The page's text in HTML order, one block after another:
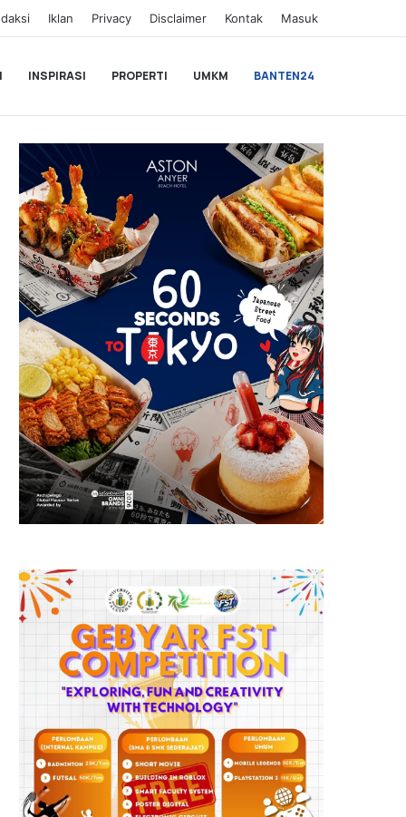
Iklan Privacy Disclaimer Kontak Masuk
INSPIRASI PROPERTI UMKM BANTEN24